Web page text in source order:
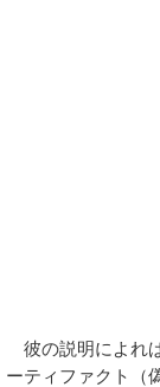
彼の説明によれ
ーティファクト（